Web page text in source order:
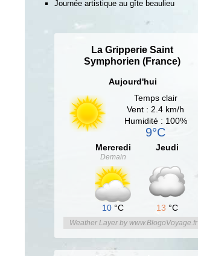
Journée artistique au gîte beaulieu
La Gripperie Saint
Symphorien (France)
Aujourd'hui
Temps clair
Vent : 2.4 km/h
Humidité : 100%
9°C
Mercredi
Demain
10 °C
Jeudi
13 °C
Weather Layer by www.BlogoVoyage.fr